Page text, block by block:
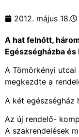
2012. május 18.
A hat felnőtt,
Egészségházba
A Tömörkényi
megkezdte a
A két
Az új rendelő-
A szakrendelések